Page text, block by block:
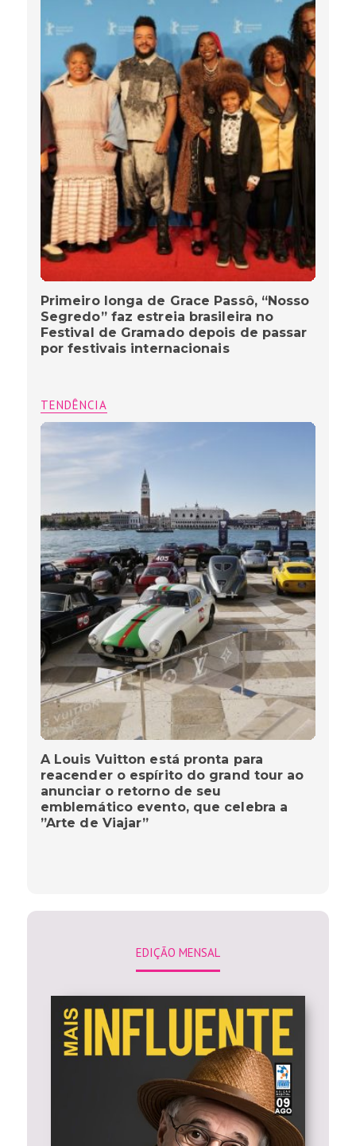
Primeiro longa de Grace Passô, “Nosso
Segredo” faz estreia brasileira no
Festival de Gramado depois de passar
por festivais internacionais
TENDÊNCIA
A Louis Vuitton está pronta para
reacender o espírito do grand tour ao
anunciar o retorno de seu
emblemático evento, que celebra a
”Arte de Viajar”
EDIÇÃO MENSAL